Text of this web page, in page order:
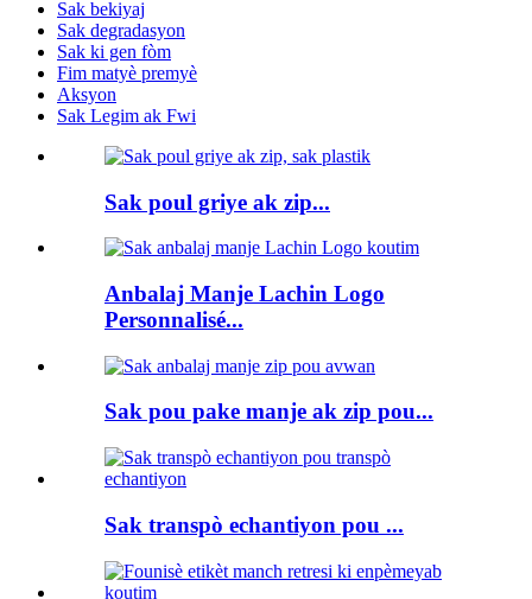
Sak bekiyaj
Sak degradasyon
Sak ki gen fòm
Fim matyè premyè
Aksyon
Sak Legim ak Fwi
Sak poul griye ak zip...
Anbalaj Manje Lachin Logo
Personnalisé...
Sak pou pake manje ak zip pou...
Sak transpò echantiyon pou ...